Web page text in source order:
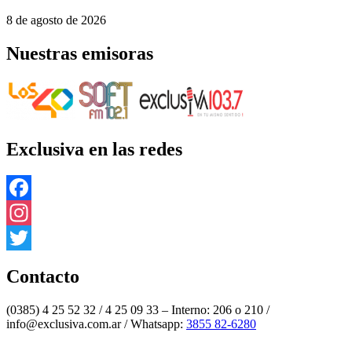
8 de agosto de 2026
Nuestras emisoras
Exclusiva en las redes
Facebook
Instagram
Contacto
(0385) 4 25 52 32 / 4 25 09 33 – Interno: 206 o 210 /
info@exclusiva.com.ar / Whatsapp: 3855 82-6280